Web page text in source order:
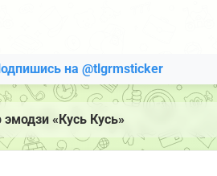
на @tlgrmsticker
эмодзи «Кусь Кусь»